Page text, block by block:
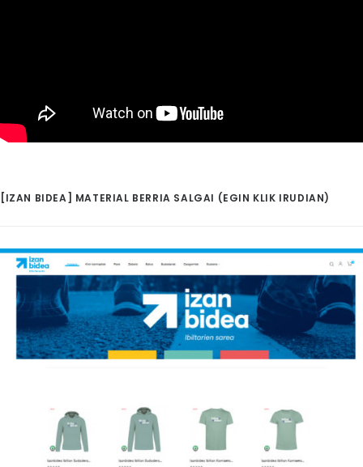
[IZAN BIDEA] MATERIAL BERRIA SALGAI (EGIN KLIK IRUDIAN)